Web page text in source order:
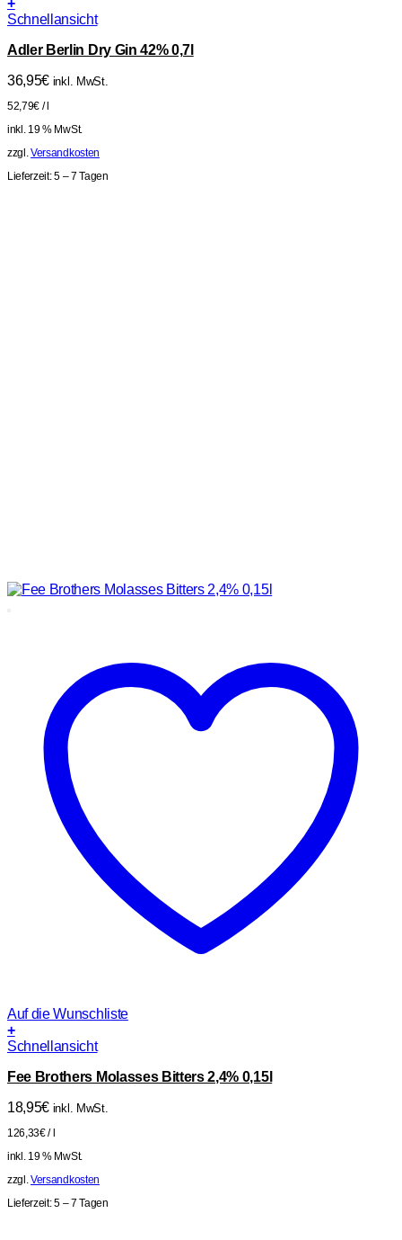
Schnellansicht
Adler Berlin Dry Gin 42% 0,7l
36,95€ inkl. MwSt.
52,79€ /l
inkl. 19 % MwSt.
zzgl.Versandkosten
Lieferzeit:5 – 7 Tagen
Auf die Wunschliste
+
Schnellansicht
Fee Brothers Molasses Bitters 2,4% 0,15l
18,95€ inkl. MwSt.
126,33€/l
inkl. 19 % MwSt.
zzgl.Versandkosten
Lieferzeit:5 – 7 Tagen